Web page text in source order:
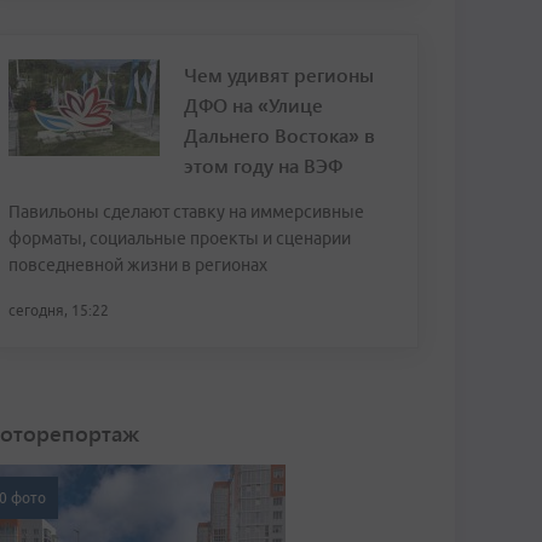
Чем удивят регионы
ДФО на «Улице
Дальнего Востока» в
этом году на ВЭФ
Павильоны сделают ставку на иммерсивные
форматы, социальные проекты и сценарии
повседневной жизни в регионах
сегодня, 15:22
фото